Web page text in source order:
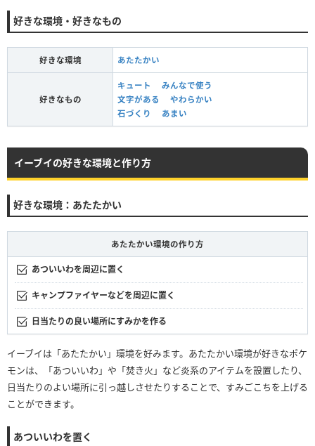
好きな環境・好きなもの
好きな環境 あたたかい
好きなもの
キュート
みんなで使う
文字がある
やわらかい
石づくり
あまい
イーブイの好きな環境と作り方
好きな環境：あたたかい
あたたかい環境の作り方
あついいわを周辺に置く
キャンプファイヤーなどを周辺に置く
日当たりの良い場所にすみかを作る
イーブイは「あたたかい」環境を好みます。あたたかい環境が好きなポケ
モンは、「あついいわ」や「焚き火」など炎系のアイテムを設置したり、
日当たりのよい場所に引っ越しさせたりすることで、すみごこちを上げる
ことができます。
あついいわを置く